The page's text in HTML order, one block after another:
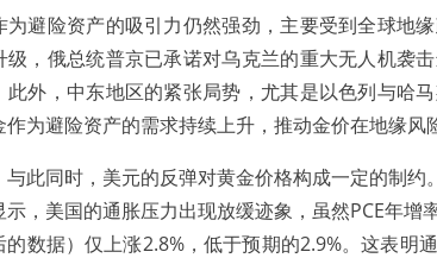
险资产的吸引力仍然强劲，主要受到全球地缘
级，俄总统普京已承诺对乌克兰的重大无人机袭
此外，中东地区的紧张局势，尤其是以色列与哈
为避险资产的需求持续上升，推动金价在地缘风
同时，美元的反弹对黄金价格构成一定的制约
，美国的通胀压力出现放缓迹象，虽然PCE年增
的数据）仅上涨2.8%，低于预期的2.9%。这表明